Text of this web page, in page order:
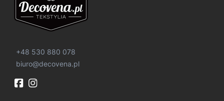
+48 530 880 078
biuro@decovena.pl